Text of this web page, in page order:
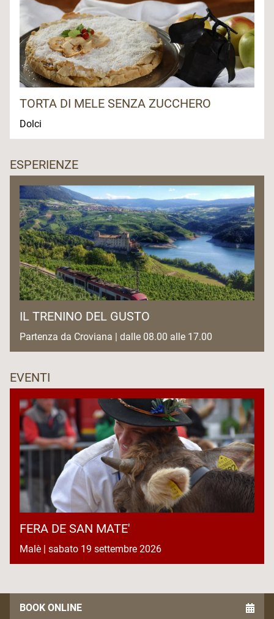
TORTA DI MELE SENZA ZUCCHERO
Dolci
ESPERIENZE
IL TRENINO DEL GUSTO
Partenza da Croviana | dalle 08.00 alle 17.00
EVENTI
FERA DE SAN MATE'
Malè | sabato 19 settembre 2026
BOOK ONLINE